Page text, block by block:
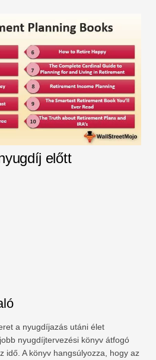
előtt
a nyugdíjazás utáni élet
nyugdíjtervezési könyv átfogó
idő. A könyv hangsúlyozza, hogy az